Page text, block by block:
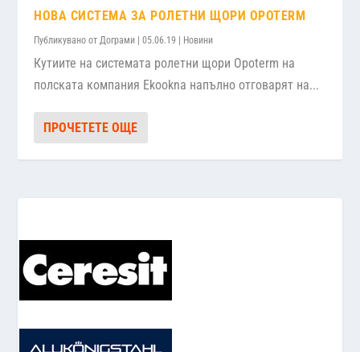
НОВА СИСТЕМА ЗА РОЛЕТНИ ЩОРИ OPOTERM
Публикувано от Дограми |05.06.19 | Новини
Кутиите на системата ролетни щори Opoterm на
полската компания Ekookna напълно отговарят на...
ПРОЧЕТЕТЕ ОЩЕ